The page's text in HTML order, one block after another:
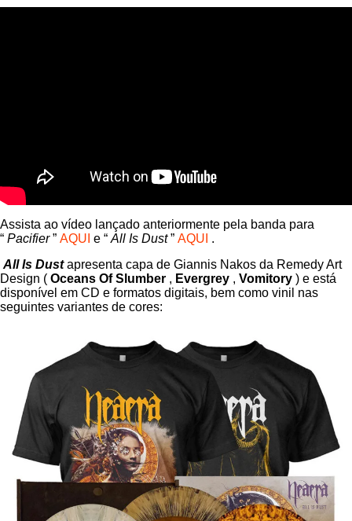
Assista ao vídeo lançado anteriormente pela banda para
“ Pacifier” AQUI e “ All Is Dust” AQUI .
All Is Dustapresenta capa de Giannis Nakos da Remedy Art
Design ( Oceans Of Slumber , Evergrey , Vomitory ) e está
disponível em CD e formatos digitais, bem como vinil nas
seguintes variantes de cores: